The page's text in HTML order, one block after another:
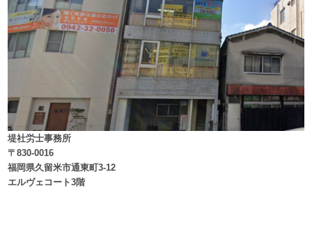
堤社労士事務所
〒830-0016
福岡県久留米市通東町3-12
エルヴェコート3階